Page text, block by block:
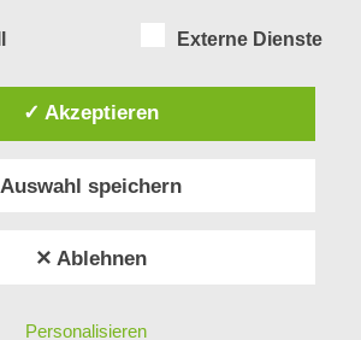
Externe Dienste
✓ Akzeptieren
Auswahl speichern
✕ Ablehnen
Personalisieren